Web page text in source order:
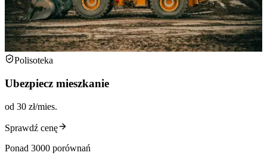
Polisoteka
Ubezpiecz mieszkanie
od 30 zł/mies.
Sprawdź cenę
Ponad 3000 porównań